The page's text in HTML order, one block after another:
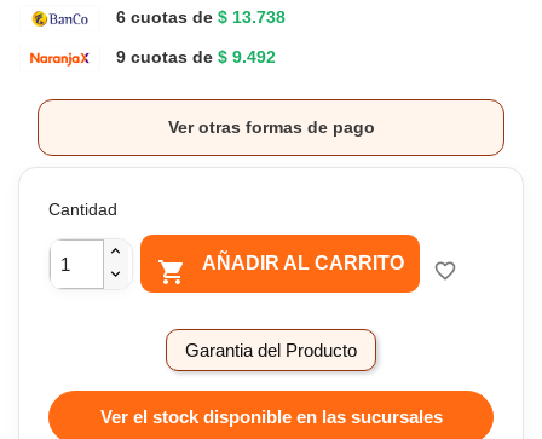
6 cuotas de $ 13.738
9 cuotas de $ 9.492
Ver otras formas de pago
Cantidad
 AÑADIR AL CARRITO favorite_border
Garantia del Producto
Ver el stock disponible en las sucursales